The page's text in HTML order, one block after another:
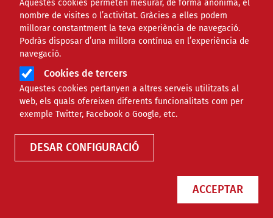
Aquestes cookies permeten mesurar, de forma anònima, el
nombre de visites o l’activitat. Gràcies a elles podem
millorar constantment la teva experiència de navegació.
Podràs disposar d’una millora contínua en l’experiència de
navegació.
Cookies de tercers
Aquestes cookies pertanyen a altres serveis utilitzats al
web, els quals ofereixen diferents funcionalitats com per
exemple Twitter, Facebook o Google, etc.
DESAR CONFIGURACIÓ
ACCEPTAR